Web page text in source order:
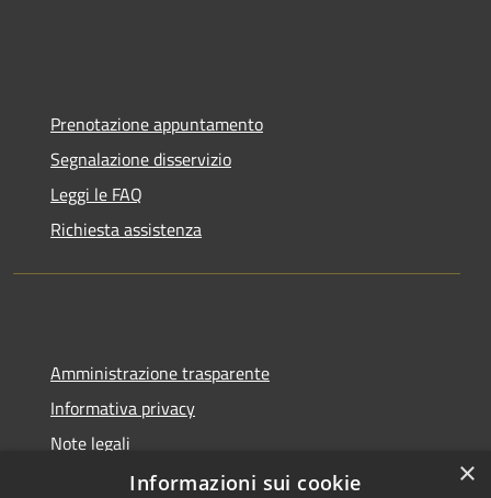
Prenotazione appuntamento
Segnalazione disservizio
Leggi le FAQ
Richiesta assistenza
Amministrazione trasparente
Informativa privacy
Note legali
Dichiarazione di accessibilità
×
Informazioni sui cookie